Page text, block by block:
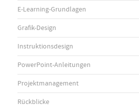
E-Learning-Grundlagen
Grafik-Design
Instruktionsdesign
PowerPoint-Anleitungen
Projektmanagement
Rückblicke